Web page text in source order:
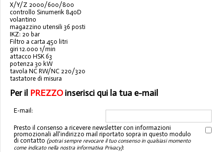
X/Y/Z 2000/600/800
controllo Sinumerik 840D
volantino
magazzino utensili 36 posti
IKZ: 20 bar
Filtro a carta 450 litri
giri 12.000 1/min
attacco HSK 63
potenza 30 kW
tavola NC RW/NC 220/320
tastatore di misura
Per il PREZZOinserisci qui la tua e-mail
E-mail:
Presto il consenso a ricevere newsletter con informazioni
promozionali all'indirizzo mail riportato sopra in questo modulo
di contatto (potrai sempre revocare il tuo consenso in qualsiasi momento
come indicato nella nostra informativa Privacy):